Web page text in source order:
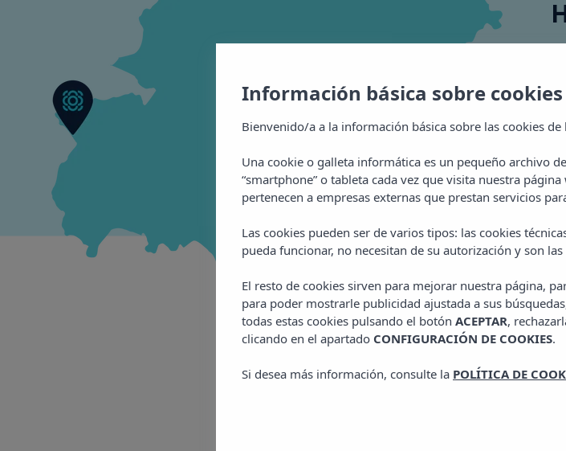
de Hotel
Información básica sobre cookies
Bienvenido/a a la información básica sobre las cookies de
Una cookie o galleta informática es un pequeño archivo
“smartphone” o tableta cada vez que visita nuestra
pertenecen a empresas externas que prestan servicios
Las cookies pueden ser de varios tipos: las cookies
pueda funcionar, no necesitan de su autorización y son
El resto de cookies sirven para mejorar nuestra página,
para poder mostrarle publicidad ajustada a sus
todas estas cookies pulsando el botón ACEPTAR,
clicando en el apartado CONFIGURACIÓN DE COOKIES.
Si desea más información, consulte la POLÍTICA DE